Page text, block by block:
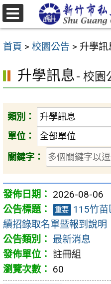
跳
至
要
容
首頁 > 校園公告 > 升學訊
升學訊息- 校園
類別：
單位：
關鍵字：
2026-08-06
重要 115竹
續招錄取名單暨報到說明
最新消息
註冊組
60
選
單